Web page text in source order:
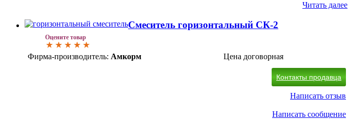
Читать далее
Оцените товар
Смеситель горизонтальный СК-2
Фирма-производитель: Амкорм Цена договорная
Контакты продавца
Написать отзыв
Написать сообщение